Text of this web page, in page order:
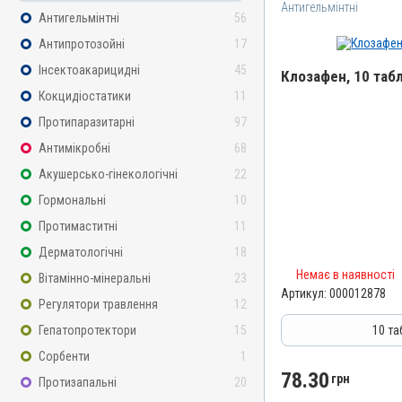
Антигельмінтні
56
Антипротозойні
17
Інсектоакарицидні
45
Кокцидіостатики
11
Протипаразитарні
97
Антимікробні
68
Акушерсько-гінекологічні
22
Гормональні
10
Протимаститні
11
Дерматологічні
18
Вітамінно-мінеральні
23
Регулятори травлення
12
Гепатопротектори
15
Сорбенти
1
Протизапальні
20
Антигельмінтні
Клозафен, 10
АВ-06044-01-15
Антигельмінтні,
Таблетки
Немає в наявності
Артикул: 000012878
10
78.30 грн